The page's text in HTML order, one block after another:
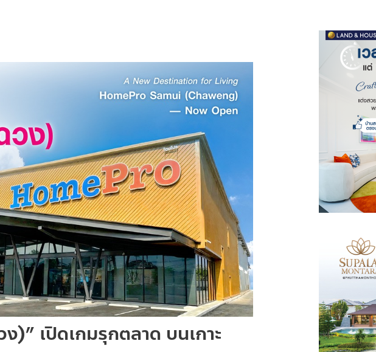
)” เปิดเกมรุกตลาด บนเกาะ